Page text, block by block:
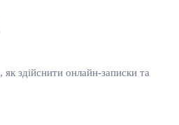
здійснити онлайн-записки та